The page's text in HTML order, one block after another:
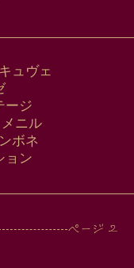
ュヴェ
ージ
ニル
ボネ
ョン